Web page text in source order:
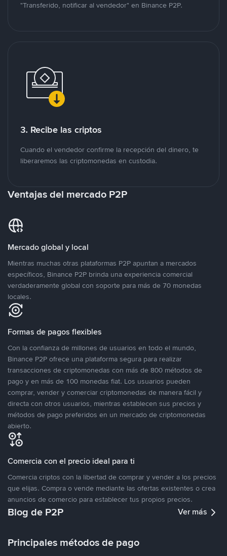
"Transferido, notificar al vendedor" en Binance P2P.
3. Recibe las criptos
Cuando el vendedor confirme la recepción del dinero, te
liberaremos las criptomonedas en custodia.
Ventajas del mercado P2P
Mercado global y local
Mientras muchas otras plataformas P2P apuntan a mercados
específicos, Binance P2P brinda una experiencia comercial
verdaderamente global con soporte para más de 70 monedas
locales.
Formas de pagos flexibles
Con la confianza de millones de usuarios en todo el mundo,
Binance P2P ofrece una plataforma segura para realizar
transacciones de criptomonedas con más de 800 métodos de
pago y en más de 100 monedas fiat. Los usuarios pueden
comprar, vender y comerciar criptomonedas de manera fácil y
directa con otros usuarios, mientras establecen sus precios y
métodos de pago preferidos en un mercado de criptomonedas
abierto.
Comercia con el precio ideal para ti
Comercia criptos con la libertad de comprar y vender a los precios
que elijas. Compra o vende mediante las ofertas existentes o crea
anuncios de comercio para establecer tus propios precios.
Blog de P2P Ver más
Principales métodos de pago